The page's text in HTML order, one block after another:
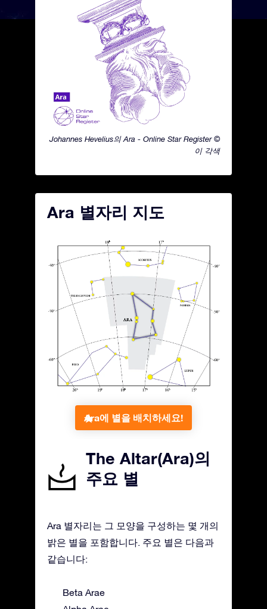
Johannes Hevelius의 Ara - Online Star Register ©
이 각색
Ara 별자리 지도
Ara에 별을 배치하세요!
The Altar(Ara)의
주요 별
Ara 별자리는 그 모양을 구성하는 몇 개의
밝은 별을 포함합니다. 주요 별은 다음과
같습니다:
Beta Arae